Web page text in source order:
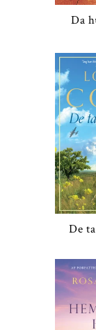
Da
De